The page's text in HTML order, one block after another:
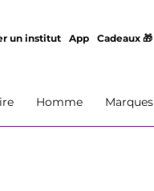
un institut App Cadeaux 🎁
Homme Marques